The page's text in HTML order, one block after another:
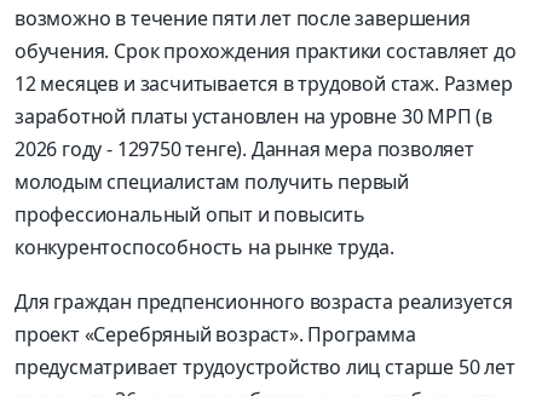
возможно в течение пяти лет после завершения
обучения. Срок прохождения практики составляет до
12 месяцев и засчитывается в трудовой стаж. Размер
заработной платы установлен на уровне 30 МРП (в
2026 году - 129750 тенге). Данная мера позволяет
молодым специалистам получить первый
профессиональный опыт и повысить
конкурентоспособность на рынке труда.
Для граждан предпенсионного возраста реализуется
проект «Серебряный возраст». Программа
предусматривает трудоустройство лиц старше 50 лет